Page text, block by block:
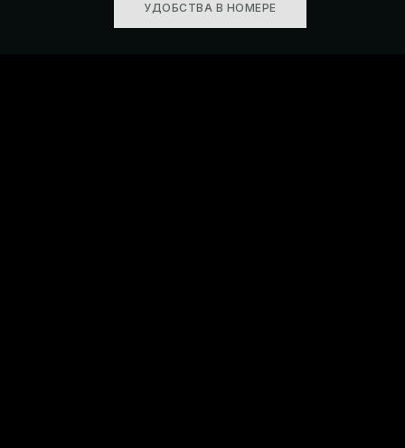
УДОБСТВА В НОМЕРЕ